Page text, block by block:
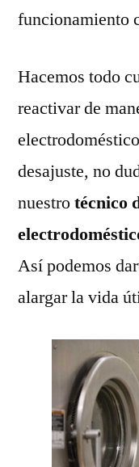
funcionamiento
Hacemos todo
reactivar de
desajuste, no
nuestrotécnico
Así podemos
alargar la vida